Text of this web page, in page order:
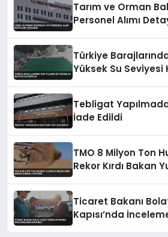
Tarım ve Orman
Personel Alımı
Türkiye Barajlarında
Yüksek Su
Tebligat
İade Edildi
TMO 8 Milyon Ton
Rekor Kırdı Bakan
Ticaret Bakanı
Kapısı’nda